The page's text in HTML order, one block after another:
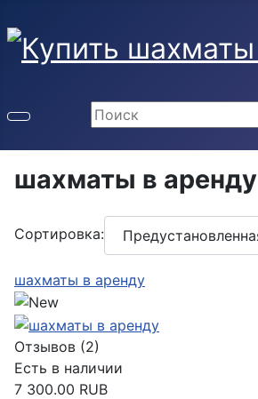
шахматы в аренду
Сортировка:
шахматы в аренду
Отзывов (2)
Есть в наличии
7 300.00 RUB